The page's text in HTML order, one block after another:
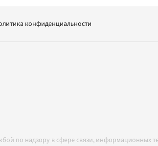
конфиденциальности
по надзору в сфере связи, информационных